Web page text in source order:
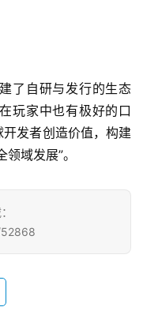
了自研与发行的生态
玩家中也有极好的口
发者创造价值，构建
域发展”。